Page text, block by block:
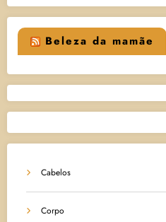
Beleza da mamãe
Cabelos
Corpo